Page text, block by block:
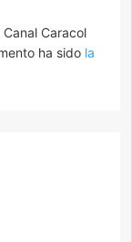
Caracol
ha sido la